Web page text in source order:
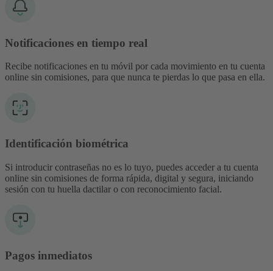
Notificaciones en tiempo real
Recibe notificaciones en tu móvil por cada movimiento en tu cuenta
online sin comisiones, para que nunca te pierdas lo que pasa en ella.
Identificación biométrica
Si introducir contraseñas no es lo tuyo, puedes acceder a tu cuenta
online sin comisiones de forma rápida, digital y segura, iniciando
sesión con tu huella dactilar o con reconocimiento facial.
Pagos inmediatos